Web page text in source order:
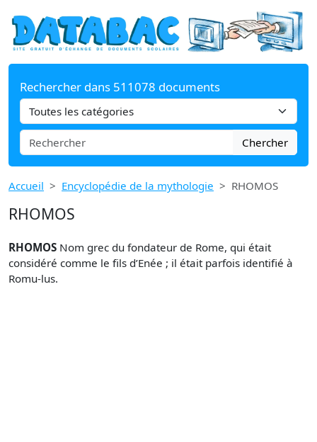
Rechercher dans 511078 documents
Chercher
Accueil Encyclopédie de la mythologie RHOMOS
RHOMOS
RHOMOS Nom grec du fondateur de Rome, qui était
considéré comme le fils d’Enée ; il était parfois identifié à
Romu-lus.